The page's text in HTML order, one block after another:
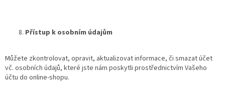
Přístup k osobním údajům
Můžete zkontrolovat, opravit, aktualizovat informace, či smazat účet
vč. osobních údajů, které jste nám poskytli prostřednictvím Vašeho
účtu do online-shopu.